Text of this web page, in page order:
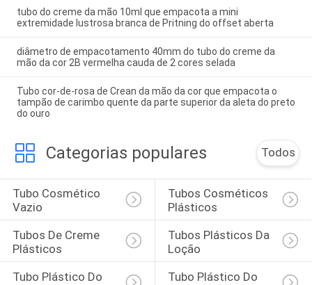
tubo do creme da mão 10ml que empacota a mini
extremidade lustrosa branca de Pritning do offset aberta
diâmetro de empacotamento 40mm do tubo do creme da
mão da cor 2B vermelha cauda de 2 cores selada
Tubo cor-de-rosa de Crean da mão da cor que empacota o
tampão de carimbo quente da parte superior da aleta do preto
do ouro
Categorias populares Todos
Tubo Cosmético
Vazio
Tubos Cosméticos
Plásticos
Tubos De Creme
Plásticos
Tubos Plásticos Da
Loção
Tubo Plástico Do
Tubo Plástico Do